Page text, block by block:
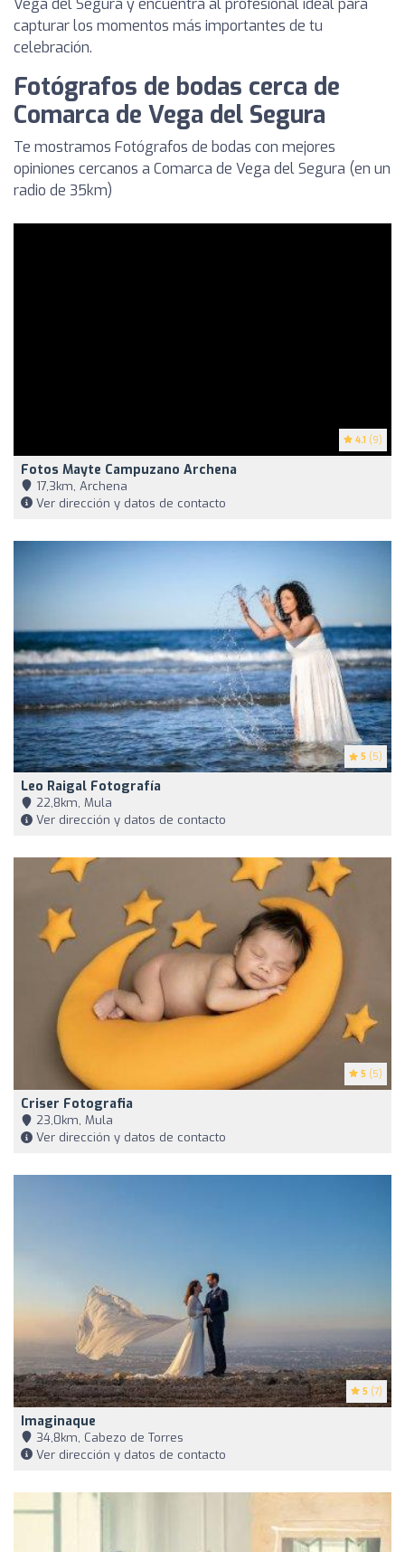
Vega del Segura y encuentra al profesional ideal para
capturar los momentos más importantes de tu
celebración.
Fotógrafos de bodas cerca de
Comarca de Vega del Segura
Te mostramos Fotógrafos de bodas con mejores
opiniones cercanos a Comarca de Vega del Segura (en un
radio de 35km)
4.1 (9)
Fotos Mayte Campuzano Archena
17,3km, Archena
Ver dirección y datos de contacto
5 (5)
Leo Raigal Fotografía
22,8km, Mula
Ver dirección y datos de contacto
5 (5)
Criser Fotografia
23,0km, Mula
Ver dirección y datos de contacto
5 (7)
Imaginaque
34,8km, Cabezo de Torres
Ver dirección y datos de contacto